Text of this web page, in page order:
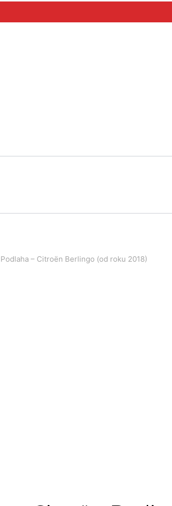
– Citroën Berlingo (od roku 2018)